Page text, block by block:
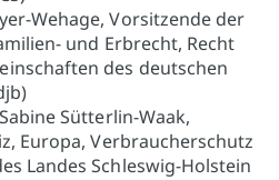
Wehage, Vorsitzende der
und Erbrecht, Recht
des deutschen
Sütterlin-Waak,
Europa, Verbraucherschutz
Landes Schleswig-Holstein